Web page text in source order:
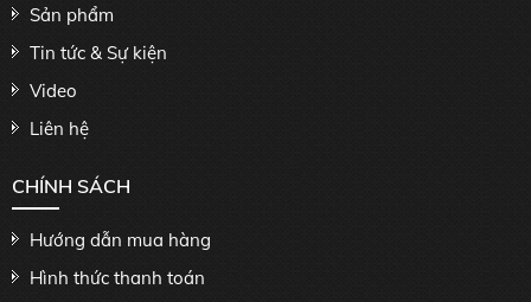
Sản phẩm
Tin tức & Sự kiện
Video
Liên hệ
CHÍNH SÁCH
Hướng dẫn mua hàng
Hình thức thanh toán